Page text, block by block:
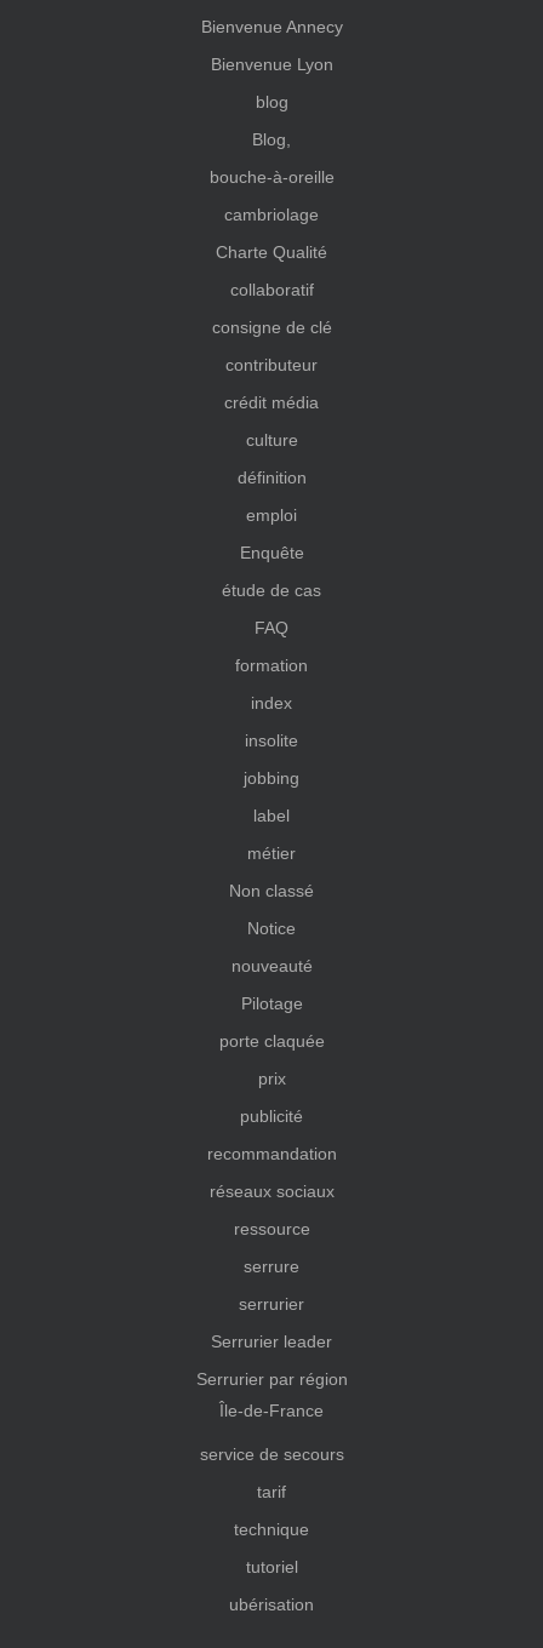
Bienvenue Annecy
Bienvenue Lyon
blog
Blog,
bouche-à-oreille
cambriolage
Charte Qualité
collaboratif
consigne de clé
contributeur
crédit média
culture
définition
emploi
Enquête
étude de cas
FAQ
formation
index
insolite
jobbing
label
métier
Non classé
Notice
nouveauté
Pilotage
porte claquée
prix
publicité
recommandation
réseaux sociaux
ressource
serrure
serrurier
Serrurier leader
Serrurier par région
Île-de-France
service de secours
tarif
technique
tutoriel
ubérisation